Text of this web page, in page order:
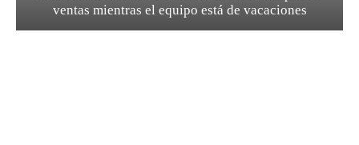
ventas mientras el equipo está de vacaciones